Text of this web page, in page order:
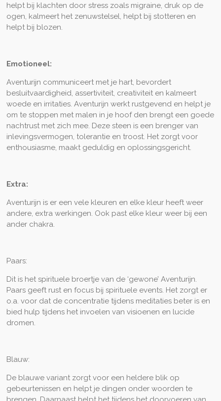
helpt bij klachten door stresszoals migraine, druk op de
ogen, kalmeert het zenuwstelsel, helpt bij stotteren en
helpt bij blozen.
Emotioneel:
Aventurijn communiceert met je hart, bevordert
besluitvaardigheid, assertiviteit, creativiteit en kalmeert
woede en irritaties. Aventurijn werkt rustgevend en helpt je
om te stoppen met malen in je hoof den brengt een goede
nachtrust met zich mee. Deze steen is een brenger van
inlevingsvermogen, tolerantie en troost. Het zorgt voor
enthousiasme, maakt geduldig en oplossingsgericht.
Extra:
Aventurijn is er een vele kleuren en elke kleur heeft weer
andere, extra werkingen. Ook past elke kleur weer bij een
ander chakra.
Paars:
Dit is het spirituele broertje van de ‘gewone’ Aventurijn.
Paars geeft rust en focus bij spirituele events. Het zorgt er
o.a. voor dat de concentratie tijdens meditaties beter is en
bied hulp tijdens het invoelen van visioenen en lucide
dromen.
Blauw:
De blauwe variant zorgt voor een heldere blik op
gebeurtenissen en helpt je dingen onder woorden te